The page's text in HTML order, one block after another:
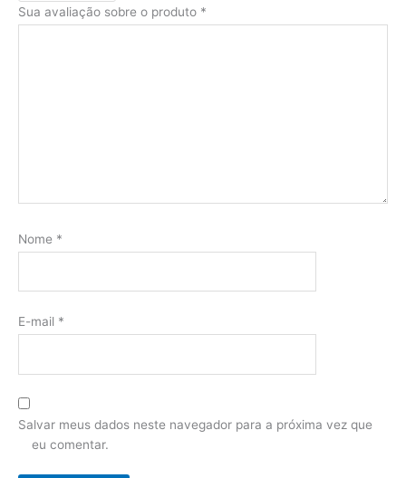
Sua avaliação sobre o produto *
Nome *
E-mail *
Salvar meus dados neste navegador para a próxima vez que
eu comentar.